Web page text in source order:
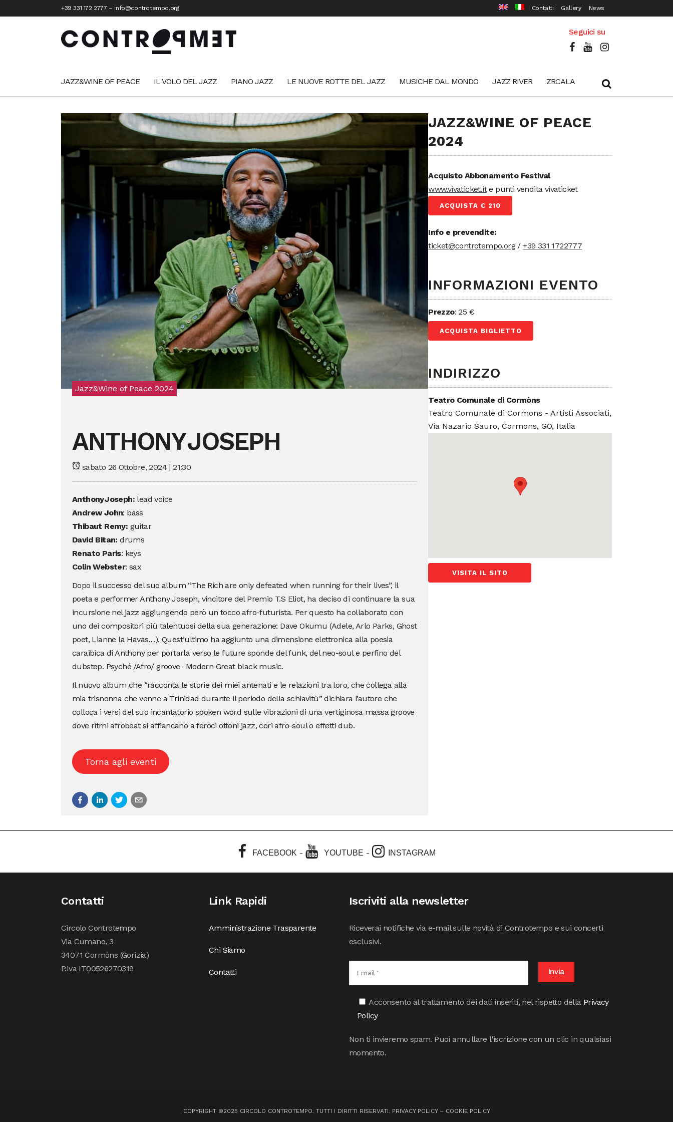
+39 331 172 2777 – info@controtempo.org Contatti Gallery News
Seguici su
JAZZ&WINE OF PEACE IL VOLO DEL JAZZ PIANO JAZZ LE NUOVE ROTTE DEL JAZZ MUSICHE DAL MONDO JAZZ RIVER ZRCALA
Jazz&Wine of Peace 2024
ANTHONY JOSEPH
sabato 26 Ottobre, 2024 | 21:30
Anthony Joseph:lead voice
Andrew John: bass
Thibaut Remy: guitar
David Bitan:drums
Renato Paris: keys
Colin Webster: sax
Dopo il successo del suo album “The Rich are only defeated when running for their lives”, il
poeta e performer Anthony Joseph, vincitore del Premio T.S Eliot, ha deciso di continuare la sua
incursione nel jazz aggiungendo però un tocco afro-futurista. Per questo ha collaborato con
uno dei compositori più talentuosi della sua generazione: Dave Okumu (Adele, Arlo Parks, Ghost
poet, Lianne la Havas…). Quest’ultimo ha aggiunto una dimensione elettronica alla poesia
caraibica di Anthony per portarla verso le future sponde del funk, del neo-soul e perfino del
dubstep. Psyché /Afro/ groove - Modern Great black music.
Il nuovo album che “racconta le storie dei miei antenati e le relazioni tra loro, che collega alla
mia trisnonna che venne a Trinidad durante il periodo della schiavitù” dichiara l’autore che
colloca i versi del suo incantatorio spoken word sulle vibrazioni di una vertiginosa massa groove
dove ritmi afrobeat si affiancano a feroci ottoni jazz, cori afro-soul o effetti dub.
Torna agli eventi
JAZZ&WINE OF PEACE
2024
Acquisto Abbonamento Festival
www.vivaticket.ite punti vendita vivaticket
ACQUISTA € 210
Info e prevendite:
ticket@controtempo.org/+39 331 1722777
INFORMAZIONI EVENTO
Prezzo: 25 €
ACQUISTA BIGLIETTO
INDIRIZZO
Teatro Comunale di Cormòns
Teatro Comunale di Cormons - Artisti Associati,
Via Nazario Sauro, Cormons, GO, Italia
VISITA IL SITO
FACEBOOK - YOUTUBE - INSTAGRAM
Contatti
Circolo Controtempo
Via Cumano, 3
34071 Cormòns (Gorizia)
P.Iva IT00526270319
Link Rapidi
Amministrazione Trasparente
Chi Siamo
Contatti
Iscriviti alla newsletter
Riceverai notifiche via e-mail sulle novità di Controtempo e sui concerti
esclusivi.
Acconsento al trattamento dei dati inseriti, nel rispetto della Privacy
Policy
Non ti invieremo spam. Puoi annullare l'iscrizione con un clic in qualsiasi
momento.
COPYRIGHT ©2025 CIRCOLO CONTROTEMPO. TUTTI I DIRITTI RISERVATI. PRIVACY POLICY– COOKIE POLICY